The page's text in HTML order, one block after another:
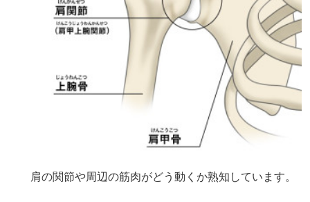
肩の関節や周辺の筋肉がどう動くか熟知しています。